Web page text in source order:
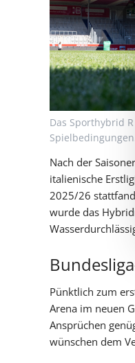
Das Sporthybrid
Nach der
italienische
2025/26
wurde das
Pünktlich zum
Arena im neuen
Ansprüchen
wünschen dem